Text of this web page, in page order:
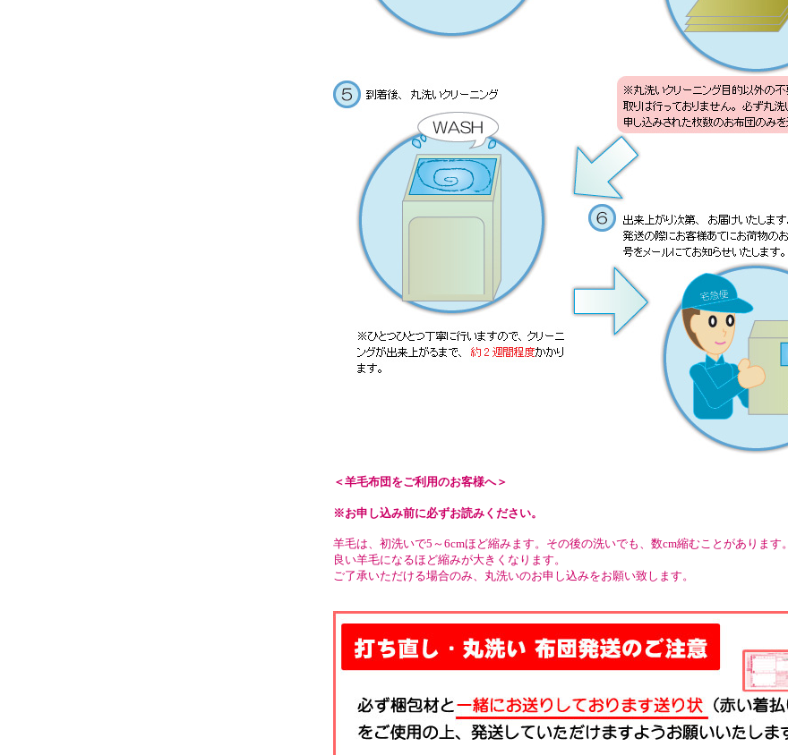
＜羊毛布団をご利用のお客様へ＞
※お申し込み前に必ずお読みください。
羊毛は、初洗いで5～6cmほど縮みます。その後の洗いでも、数cm縮むことがあります。
良い羊毛になるほど縮みが大きくなります。
ご了承いただける場合のみ、丸洗いのお申し込みをお願い致します。